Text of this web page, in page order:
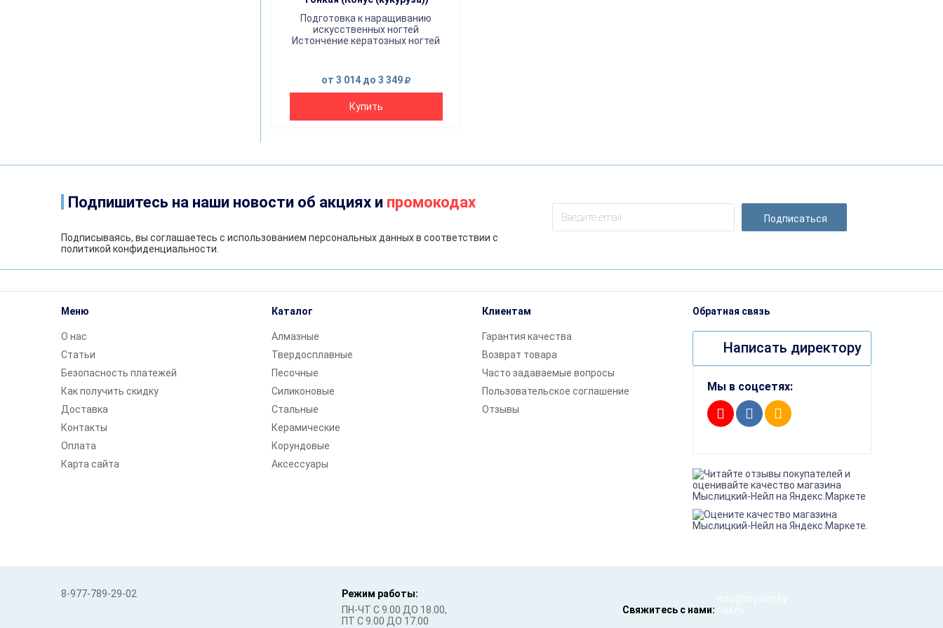
от 3 014 до 3 349
Подготовка к наращиванию
искусственных ногтей
Истончение кератозных ногтей
Купить
Подпишитесь на наши новости об акциях и промокодах
Подписываясь, вы соглашаетесь с использованием персональных данных в соответствии с
политикой конфиденциальности
Подписаться
Меню
О нас
Статьи
Безопасность платежей
Как получить скидку
Доставка
Контакты
Оплата
Карта сайта
Каталог
Алмазные
Твердосплавные
Песочные
Силиконовые
Стальные
Керамические
Корундовые
Аксессуары
Клиентам
Гарантия качества
Возврат товара
Часто задаваемые вопросы
Пользовательское соглашение
Отзывы
Обратная связь
Написать директору
Мы в соцсетях:
8-977-789-29-02
Режим работы:
ПН-ЧТ С 9.00 ДО 18.00,
ПТ С 9.00 ДО 17.00
Свяжитесь с нами:
info@myslitsky-
nail.ru